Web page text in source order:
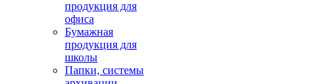
продукция для
офиса
Бумажная
продукция для
школы
Папки, системы